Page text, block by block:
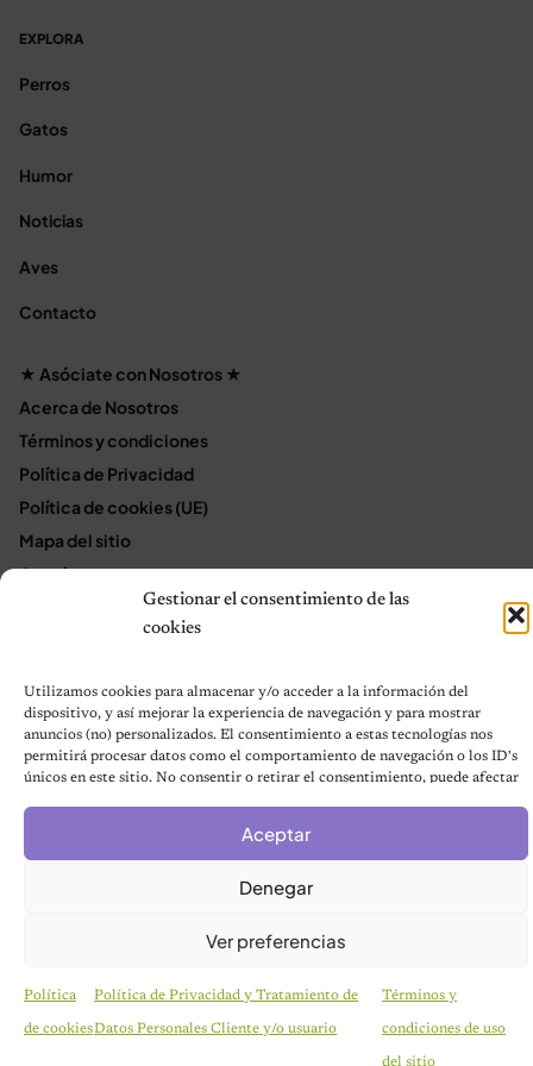
Gestionar el consentimiento de las
cookies
Utilizamos cookies para almacenar y/o acceder a la información del
dispositivo, y así mejorar la experiencia de navegación y para mostrar
anuncios (no) personalizados. El consentimiento a estas tecnologías nos
permitirá procesar datos como el comportamiento de navegación o los ID's
únicos en este sitio. No consentir o retirar el consentimiento, puede afectar
Aceptar
Denegar
Ver preferencias
Política
de cookies
Política de Privacidad y Tratamiento de
Datos Personales Cliente y/o usuario
Términos y
condiciones de uso
del sitio
HISTORIAS EMOTIVAS
Pesaba poco más de un kilo y estaba en la lista de
EXPLORA
Perros
Gatos
Humor
Noticias
Aves
Contacto
★ Asóciate con Nosotros ★
Acerca de Nosotros
Términos y condiciones
Política de Privacidad
Política de cookies (UE)
Mapa del sitio
Contáctanos
Terms and Conditions
© 2026 Notas de Mascotas
Política de privacidad